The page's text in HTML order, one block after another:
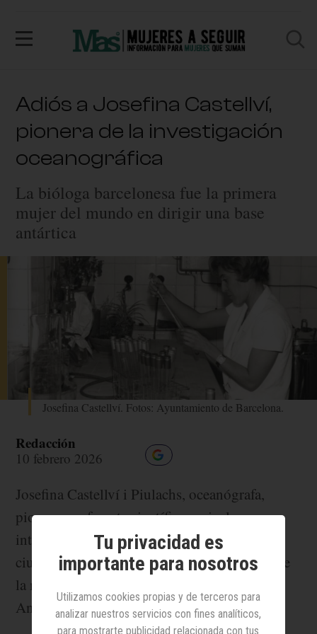
Adiós a Josefina Castellví,
pionera de la investigación
oceanográfica
La bióloga barcelonesa fue la primera
mujer del mundo en dirigir una base
antártica
Josefina Castellví. Fotos: Ayuntamiento de Barcelona.
Redacción
10 febrero 2026
Josefina Castellví i Piulachs, oceanógrafa,
pionera y referente científico a nivel
internacional, falleció la semana pasada en su
ciudad, Barcelona, a los 90 años. Castellví fue
la mujer del mundo en dirigir una base en la
Antártida.
Tu privacidad es
importante para nosotros
Utilizamos cookies propias y de terceros para
analizar nuestros servicios con fines analíticos,
para mostrarte publicidad relacionada con tus